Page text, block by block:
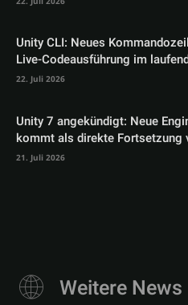
Unity CLI: Neues
Live-Codeausführung im
22. Juli 2026
Unity 7 angekündigt: Neue
kommt als direkte Fortsetzung
21. Juli 2026
Weitere News